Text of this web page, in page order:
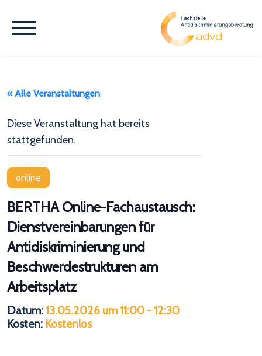
« Alle Veranstaltungen
Diese Veranstaltung hat bereits
stattgefunden.
online
BERTHA Online-Fachaustausch:
Dienstvereinbarungen für
Antidiskriminierung und
Beschwerdestrukturen am
Arbeitsplatz
Datum:13.05.2026 um 11:00 -12:30
Kosten: Kostenlos